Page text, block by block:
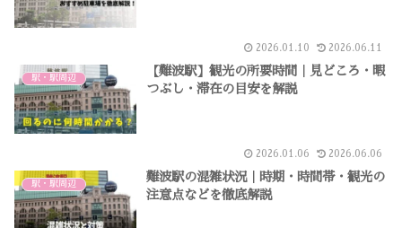
2026.01.10 2026.06.11
駅・駅周辺
【難波駅】観光の所要時間｜見どころ・暇
つぶし・滞在の目安を解説
2026.01.06 2026.06.06
駅・駅周辺
難波駅の混雑状況｜時期・時間帯・観光の
注意点などを徹底解説